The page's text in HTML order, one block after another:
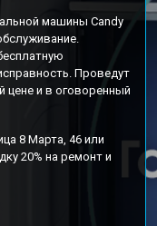
машины Candy
Проведут
цене и в оговоренный
8 Марта, 46 или
20% на ремонт и